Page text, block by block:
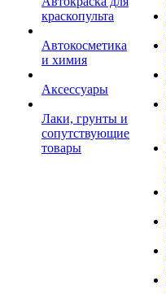
краскопульта
Автокосметика
и химия
Аксессуары
Лаки, грунты и
сопутствующие
товары